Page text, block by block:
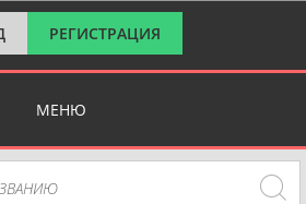
РЕГИСТРАЦИЯ
МЕНЮ